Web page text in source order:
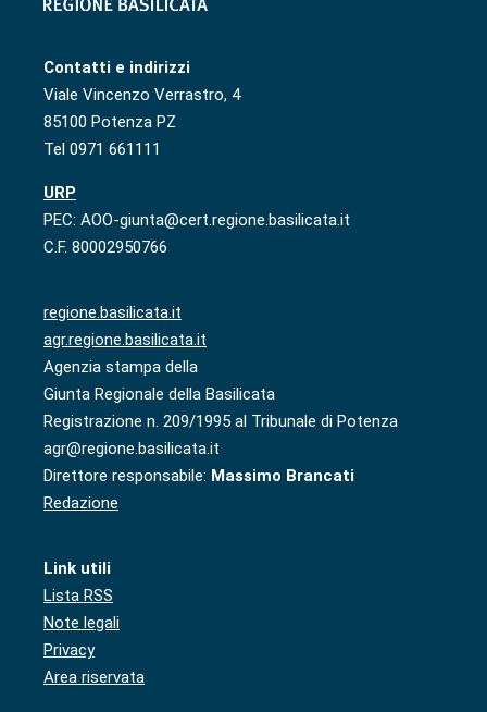
Contatti e indirizzi
Viale Vincenzo Verrastro, 4
85100 Potenza PZ
Tel 0971 661111
URP
PEC: AOO-giunta@cert.regione.basilicata.it
C.F. 80002950766
regione.basilicata.it
agr.regione.basilicata.it
Agenzia stampa della
Giunta Regionale della Basilicata
Registrazione n. 209/1995 al Tribunale di Potenza
agr@regione.basilicata.it
Direttore responsabile: Massimo Brancati
Redazione
Link utili
Lista RSS
Note legali
Privacy
Area riservata